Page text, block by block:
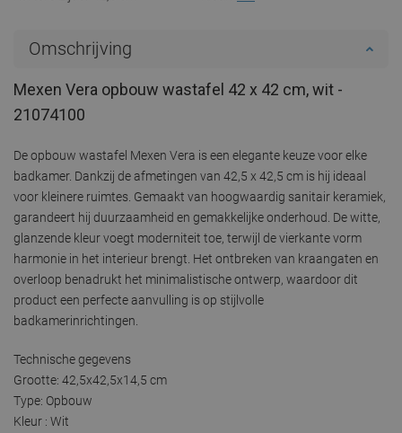
Omschrijving
Mexen Vera opbouw wastafel 42 x 42 cm, wit -
21074100
De opbouw wastafel Mexen Vera is een elegante keuze voor elke
badkamer. Dankzij de afmetingen van 42,5 x 42,5 cm is hij ideaal
voor kleinere ruimtes. Gemaakt van hoogwaardig sanitair keramiek,
garandeert hij duurzaamheid en gemakkelijke onderhoud. De witte,
glanzende kleur voegt moderniteit toe, terwijl de vierkante vorm
harmonie in het interieur brengt. Het ontbreken van kraangaten en
overloop benadrukt het minimalistische ontwerp, waardoor dit
product een perfecte aanvulling is op stijlvolle
badkamerinrichtingen.
Technische gegevens
Grootte: 42,5x42,5x14,5 cm
Type: Opbouw
Kleur : Wit